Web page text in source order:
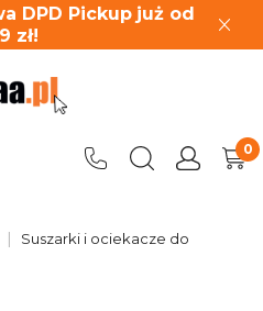
DPD Pickup już od
zł!
|
Suszarki i ociekacze do